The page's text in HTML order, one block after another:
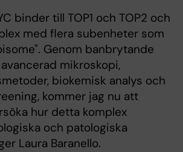
binder till TOP1 och TOP2 och
med flera subenheter som
Genom banbrytande
mikroskopi,
biokemisk analys och
kommer jag nu att
hur detta komplex
och patologiska
Laura Baranello.